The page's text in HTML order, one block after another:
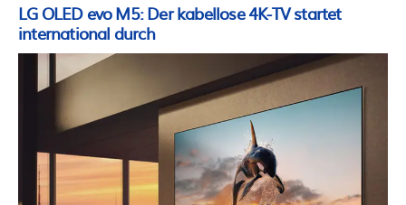
LG OLED evo M5: Der kabellose 4K-TV startet
international durch